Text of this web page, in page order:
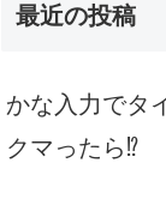
最近の投稿
かな入力でタ
クマったら⁉️